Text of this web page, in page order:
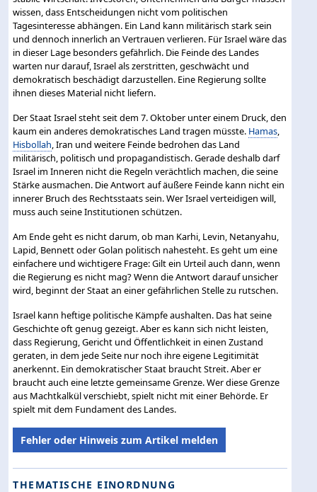
wissen, dass Entscheidungen nicht vom politischen
Tagesinteresse abhängen. Ein Land kann militärisch stark sein
und dennoch innerlich an Vertrauen verlieren. Für Israel wäre das
in dieser Lage besonders gefährlich. Die Feinde des Landes
warten nur darauf, Israel als zerstritten, geschwächt und
demokratisch beschädigt darzustellen. Eine Regierung sollte
ihnen dieses Material nicht liefern.
Der Staat Israel steht seit dem 7. Oktober unter einem Druck, den
kaum ein anderes demokratisches Land tragen müsste. Hamas,
Hisbollah, Iran und weitere Feinde bedrohen das Land
militärisch, politisch und propagandistisch. Gerade deshalb darf
Israel im Inneren nicht die Regeln verächtlich machen, die seine
Stärke ausmachen. Die Antwort auf äußere Feinde kann nicht ein
innerer Bruch des Rechtsstaats sein. Wer Israel verteidigen will,
muss auch seine Institutionen schützen.
Am Ende geht es nicht darum, ob man Karhi, Levin, Netanyahu,
Lapid, Bennett oder Golan politisch nahesteht. Es geht um eine
einfachere und wichtigere Frage: Gilt ein Urteil auch dann, wenn
die Regierung es nicht mag? Wenn die Antwort darauf unsicher
wird, beginnt der Staat an einer gefährlichen Stelle zu rutschen.
Israel kann heftige politische Kämpfe aushalten. Das hat seine
Geschichte oft genug gezeigt. Aber es kann sich nicht leisten,
dass Regierung, Gericht und Öffentlichkeit in einen Zustand
geraten, in dem jede Seite nur noch ihre eigene Legitimität
anerkennt. Ein demokratischer Staat braucht Streit. Aber er
braucht auch eine letzte gemeinsame Grenze. Wer diese Grenze
aus Machtkalkül verschiebt, spielt nicht mit einer Behörde. Er
spielt mit dem Fundament des Landes.
Fehler oder Hinweis zum Artikel melden
THEMATISCHE EINORDNUNG